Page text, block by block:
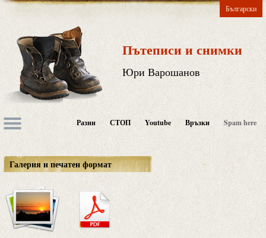
Български
Пътеписи и снимки
Юри Варошанов
Разни СТОП Youtube Връзки Spam here
Галерия и печатен формат